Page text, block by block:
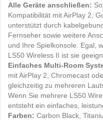
Alle Geräte anschließen:
Kompatibilität mit AirPlay 2,
unterstützt durch
Fernseher sowie weitere
und Ihre Spielkonsole. Egal,
LS50 Wireless II ist sie
Einfaches Multi-Room
mit AirPlay 2, Chromecast
gleichzeitig zu mehreren
Wenn Sie mehrere LS50
entsteht ein einfaches,
Farben: Carbon Black,